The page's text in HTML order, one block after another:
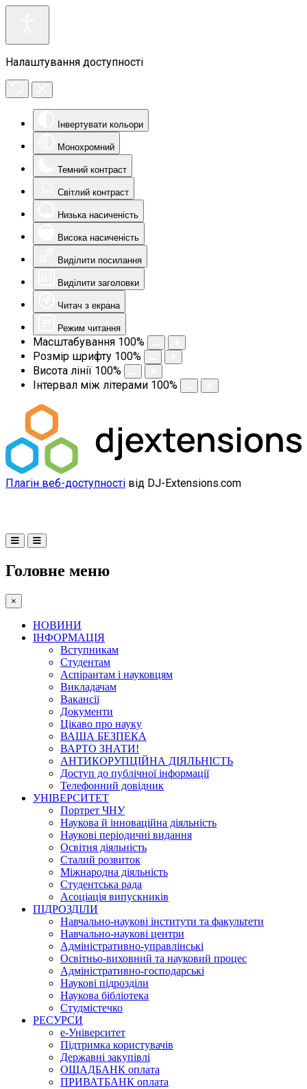
Налаштування доступності
Інвертувати кольори
Монохромний
Темний контраст
Світлий контраст
Низька насиченість
Висока насиченість
Виділити посилання
Виділити заголовки
Читач з екрана
Режим читання
Масштабування 100%
Розмір шрифту 100%
Висота лінії 100%
Інтервал між літерами 100%
Плагін веб-доступності від DJ-Extensions.com
Головне меню
×
НОВИНИ
ІНФОРМАЦІЯ
Вступникам
Студентам
Аспірантам і науковцям
Викладачам
Вакансії
Документи
Цікаво про науку
ВАША БЕЗПЕКА
ВАРТО ЗНАТИ!
АНТИКОРУПЦІЙНА ДІЯЛЬНІСТЬ
Доступ до публічної інформації
Телефонний довідник
УНІВЕРСИТЕТ
Портрет ЧНУ
Наукова й інноваційна діяльність
Наукові періодичні видання
Освітня діяльність
Сталий розвиток
Міжнародна діяльність
Студентська рада
Асоціація випускників
ПІДРОЗДІЛИ
Навчально-наукові інститути та факультети
Навчально-наукові центри
Адміністративно-управлінські
Освітньо-виховний та науковий процес
Адміністративно-господарські
Наукові підрозділи
Наукова бібліотека
Студмістечко
РЕСУРСИ
е-Університет
Підтримка користувачів
Державні закупівлі
ОЩАДБАНК оплата
ПРИВАТБАНК оплата